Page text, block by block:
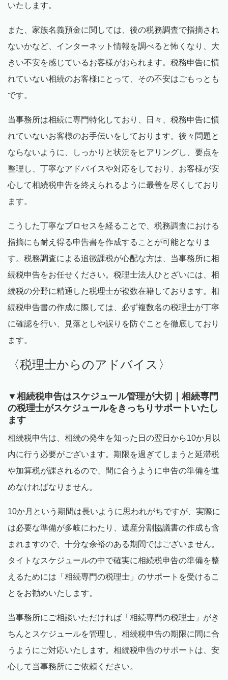
いたします。
また、家族名義預金に関しては、後の税務調査で指摘され
ないかなど、インターネット情報を調べると怖くなり、大
きい不安を感じているお客様がおられます。税務申告に慣
れていない相続のお客様にとって、その不安はごもっとも
です。
当事務所は相続に専門特化しており、日々、税務申告に慣
れていないお客様のお手伝いをしております。後々問題と
ならないように、しっかりと状況をヒアリングし、要点を
整理し、丁寧なアドバイスや対応をしており、お客様が安
心して相続税申告を終えられるように最善を尽くしており
ます。
こうした丁寧なプロセスを経ることで、税務調査における
指摘にも耐え得る申告書を作成することが可能となりま
す。税務調査による追徴課税が心配な方は、当事務所に相
続税申告をお任せください。税理士法人ひとざいには、相
続税の分野に精通した税理士が複数在籍しております。相
続税申告書の作成に際しては、必ず複数名の税理士が丁寧
に確認を行い、見落としや誤りを防ぐことを徹底しており
ます。
〈税理士からのアドバイス〉
▼相続税申告はスケジュール管理が大切｜相続専門
の税理士がスケジュールをきっちりサポートいたし
ます
相続税申告は、相続の発生を知った日の翌日から10か月以
内に行う必要がございます。期限を過ぎてしまうと延滞税
や加算税が課されるので、間に合うように申告の準備を進
めなければなりません。
10か月という期間は長いように思われがちですが、実際に
は必要な準備が多岐にわたり、遺産分割協議書の作成も含
まれますので、十分な余裕のある期間ではございません。
タイトなスケジュールの中で確実に相続税申告の準備を整
えるためには「相続専門の税理士」のサポートを受けるこ
とをお勧めいたします。
当事務所にご相談いただければ「相続専門の税理士」がき
ちんとスケジュールを管理し、相続税申告の期限に間に合
うようにご対応いたします。相続税申告のサポートは、安
心して当事務所にご依頼ください。